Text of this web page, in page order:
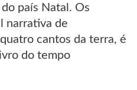
país Natal. Os
narrativa de
cantos da terra, é
do tempo